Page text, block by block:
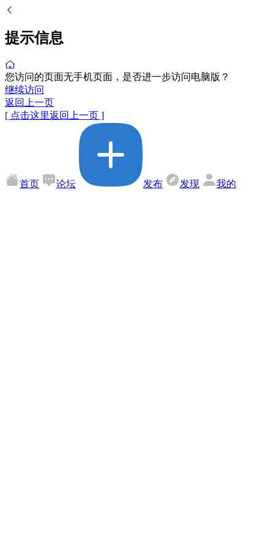
提示信息
您访问的页面无手机页面，是否进一步访问电脑版？
继续访问
返回上一页
[ 点击这里返回上一页 ]
首页 论坛 发布 发现 我的